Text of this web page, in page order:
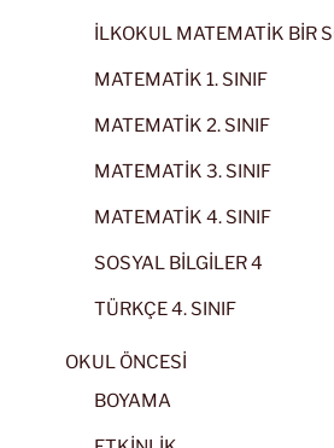
İLKOKUL MATEMATİK BİR
MATEMATİK 1. SINIF
MATEMATİK 2. SINIF
MATEMATİK 3. SINIF
MATEMATİK 4. SINIF
SOSYAL BİLGİLER 4
TÜRKÇE 4. SINIF
OKUL ÖNCESİ
BOYAMA